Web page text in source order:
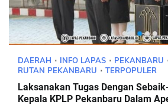
DAERAH INFO LAPAS PEKANBARU
RUTAN PEKANBARU
TERPOPULER
Laksanakan Tugas Dengan
Kepala KPLP Pekanbaru Dalam